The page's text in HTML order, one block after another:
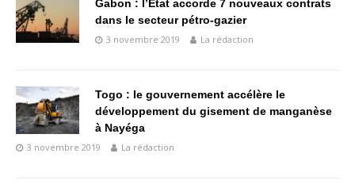
Gabon : l’Etat accorde 7 nouveaux contrats
dans le secteur pétro-gazier
3 novembre 2019 La rédaction
Togo : le gouvernement accélère le
développement du gisement de manganèse
à Nayéga
3 novembre 2019 La rédaction